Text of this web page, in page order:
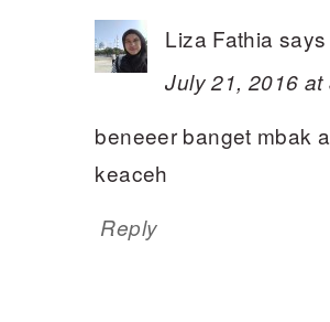
Liza Fathia says
July 21, 2016 at
beneeer banget mbak
keaceh
Reply